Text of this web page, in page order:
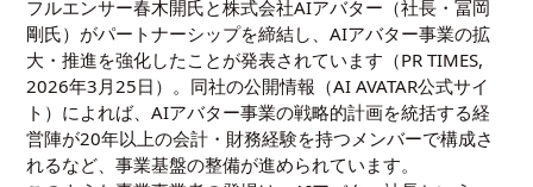
フルエンサー春木開氏と株式会社AIアバター（社長・冨岡
剛氏）がパートナーシップを締結し、AIアバター事業の拡
大・推進を強化したことが発表されています（PR TIMES,
2026年3月25日 ）。同社の公開情報（AI AVATAR公式サイ
ト ）によれば、AIアバター事業の戦略的計画を統括する経
営陣が20年以上の会計・財務経験を持つメンバーで構成さ
れるなど、事業基盤の整備が進められています。